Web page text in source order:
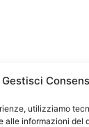
Gestisci
utilizziamo
alle informazioni del